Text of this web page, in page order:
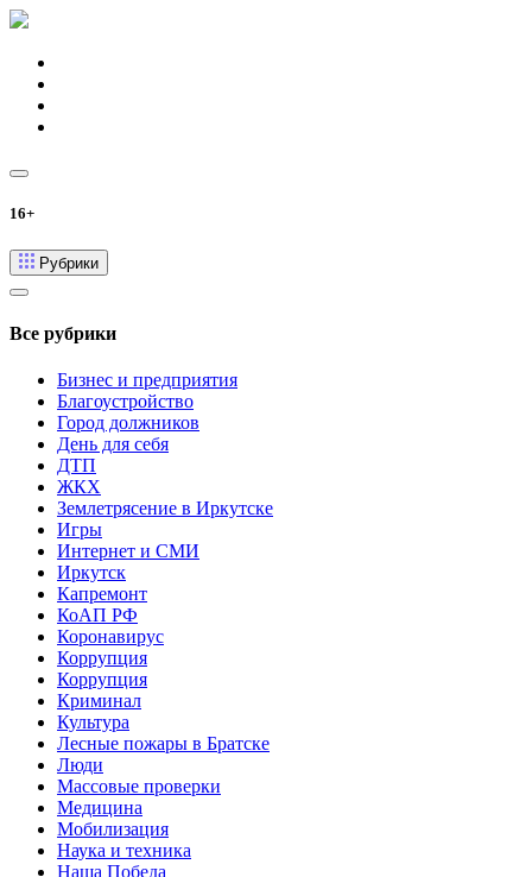
16+
Рубрики
Все рубрики
Бизнес и предприятия
Благоустройство
Город должников
День для себя
ДТП
ЖКХ
Землетрясение в Иркутске
Игры
Интернет и СМИ
Иркутск
Капремонт
КоАП РФ
Коронавирус
Коррупция
Коррупция
Криминал
Культура
Лесные пожары в Братске
Люди
Массовые проверки
Медицина
Мобилизация
Наука и техника
Наша Победа